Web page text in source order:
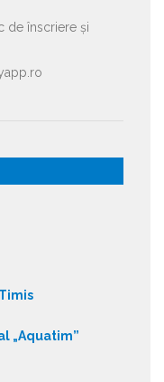
de înscriere și
„Aquatim”